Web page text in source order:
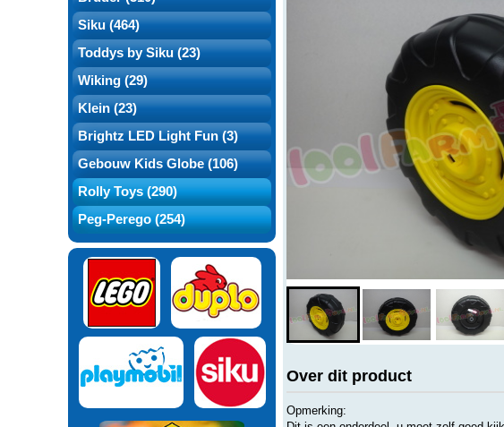
Siku (464)
Toddys by Siku (23)
Wiking (29)
Klein (23)
Brightz LED Light Fun (3)
Gebouw Kids Globe (106)
Rolly Toys (290)
Peg-Perego (254)
Over dit product
Opmerking: